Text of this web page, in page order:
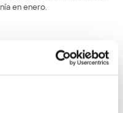
en enero.
spam
cartas conocidas como
un costoso mensaje de